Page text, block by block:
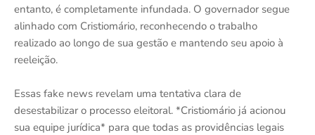
entanto, é completamente infundada. O governador segue
alinhado com Cristiomário, reconhecendo o trabalho
realizado ao longo de sua gestão e mantendo seu apoio à
reeleição.
Essas fake news revelam uma tentativa clara de
desestabilizar o processo eleitoral. *Cristiomário já acionou
sua equipe jurídica* para que todas as providências legais